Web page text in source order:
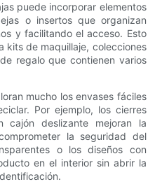
puede incorporar elementos
o insertos que organizan
y facilitando el acceso. Esto
kits de maquillaje, colecciones
regalo que contienen varios
mucho los envases fáciles
Por ejemplo, los cierres
cajón deslizante mejoran la
la seguridad del
o los diseños con
en el interior sin abrir la